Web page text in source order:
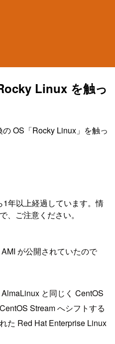
Linux を触っ
OS「Rocky Linux」を触っ
年以上経過しています。情
、ご注意ください。
が公開されていたので
と同じく CentOS
Stream へシフトする
た Red Hat Enterprise Linux